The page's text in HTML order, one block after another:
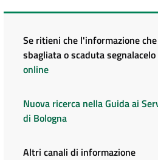
Se ritieni che l'informazione
sbagliata o scaduta segnalacelo
online
Nuova ricerca nella Guida ai
di Bologna
Altri canali di informazione